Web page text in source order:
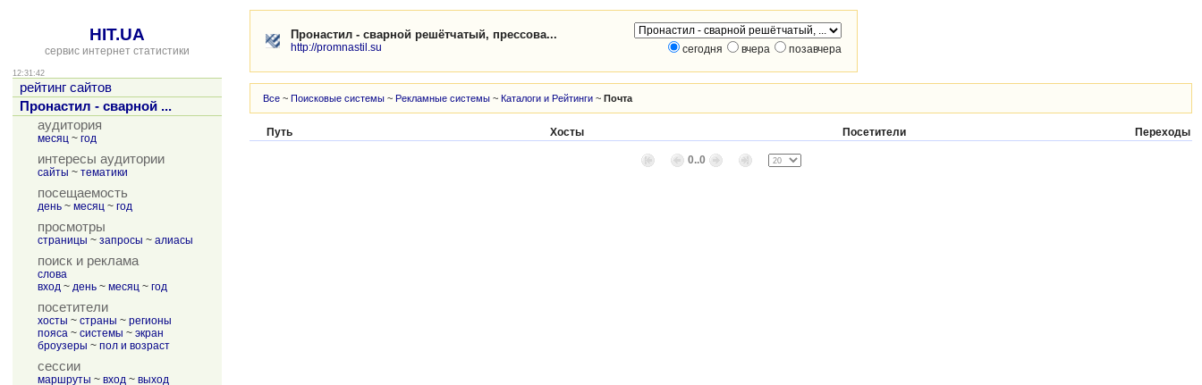
HIT.UA
сервис интернет статистики
12:31:42
рейтинг сайтов
Пронастил - сварной ...
аудитория
месяц ~ год
интересы аудитории
сайты ~ тематики
посещаемость
день ~ месяц ~ год
просмотры
страницы ~ запросы ~ алиасы
поиск и реклама
слова
вход ~ день ~ месяц ~ год
посетители
хосты ~ страны ~ регионы
пояса ~ системы ~ экран
броузеры ~ пол и возраст
сессии
маршруты ~ вход ~ выход
Пронастил - сварной решётчатый, прессова...
http://promnastil.su сегодня вчера позавчера
Все ~ Поисковые системы ~ Рекламные системы ~ Каталоги и Рейтинги ~ Почта
Путь Хосты Посетители Переходы
0..0